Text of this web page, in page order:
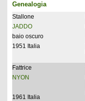
Genealogia
Stallone
JADDO
baio oscuro
1951 Italia
Fattrice
NYON
1961 Italia